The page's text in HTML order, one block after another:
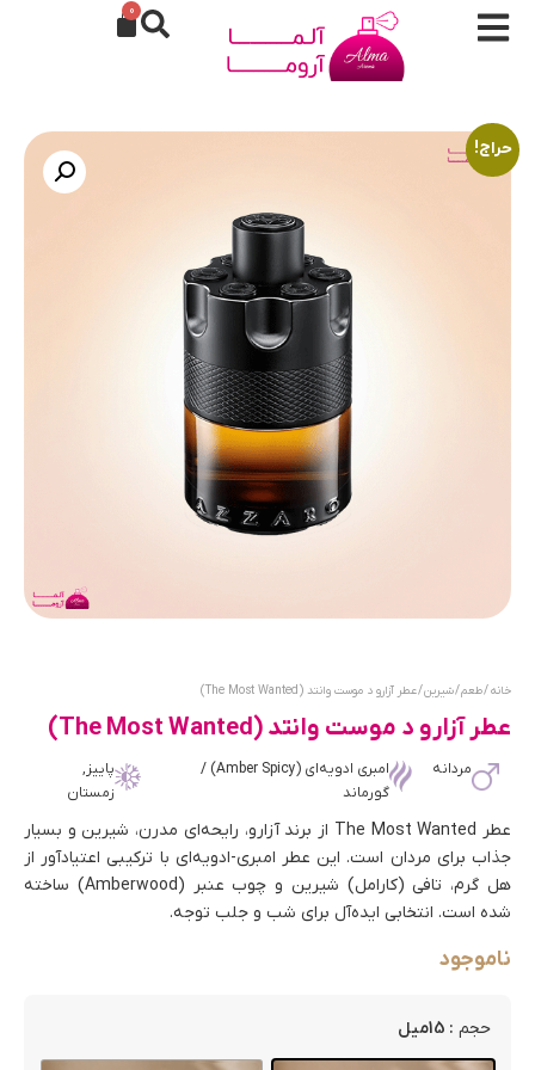
0
حراج!
خانه/طعم/شیرین/ عطر آزارو د موست وانتد (The Most Wanted)
عطر آزارو د موست وانتد (The Most Wanted)
مردانه
امبری ادویه‌ای (Amber Spicy) /
گورماند
پاییز,
زمستان
عطر The Most Wanted از برند آزارو، رایحه‌ای مدرن، شیرین و بسیار
جذاب برای مردان است. این عطر امبری-ادویه‌ای با ترکیبی اعتیادآور از
هل گرم، تافی (کارامل) شیرین و چوب عنبر (Amberwood) ساخته
شده است. انتخابی ایده‌آل برای شب و جلب توجه.
ناموجود
حجم : 15میل